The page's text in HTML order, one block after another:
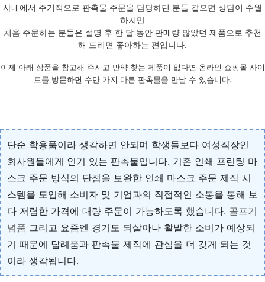
사내에서 주기적으로 판촉물 주문을 담당하던 분들 같으면 상담이 수월
하지만
처음 주문하는 분들은 설명 후 한 달 동안 판매량 많았던 제품으로 추천
해 드리면 좋아하는 편입니다.
이제 아래 상품을 참고해 주시고 만약 찾는 제품이 없다면 온라인 쇼핑몰 사이
트를 방문하면 수만 가지 다른 판촉물을 만날 수 있습니다.
단순 학용품이라 생각하면 안되며 학생들보다 여성직장인
회사원들에게 인기 있는 판촉물입니다. 기존 인쇄 프린팅 마
스크 주문 방식의 단점을 보완한 인쇄 마스크 주문 제작 시
스템을 도입해 소비자 및 기업과의 직접적인 소통을 통해 보
다 저렴한 가격에 대량 주문이 가능하도록 했습니다. 골프기
념품 그리고 요즘엔 경기도 되살아나 활발한 소비가 예상되
기 때문에 답례품과 판촉물 제작에 관심을 더 갖게 되는 것
이라 생각됩니다.